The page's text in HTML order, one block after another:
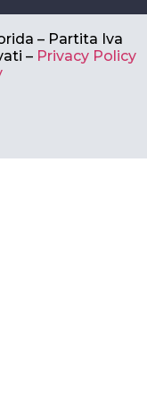
– Partita Iva
– Privacy Policy